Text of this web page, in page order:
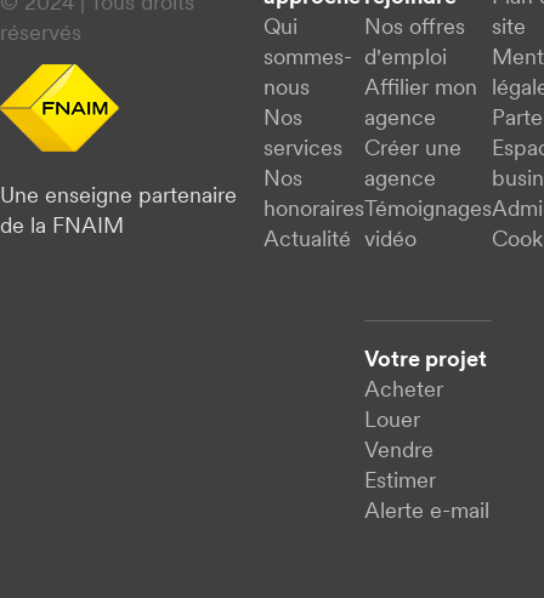
réservés
Une enseigne partenaire
de la FNAIM
Qui
sommes-
nous
Nos
services
Nos
honoraires
Actualité
Nos offres
d'emploi
Affilier mon
agence
Créer une
agence
Témoignages
vidéo
Votre projet
Acheter
Louer
Vendre
Estimer
Alerte e-mail
site